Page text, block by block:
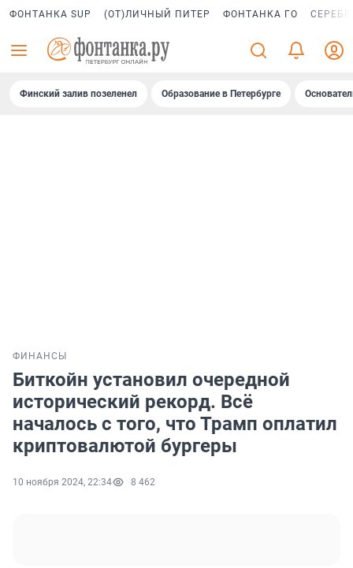
ФОНТАНКА SUP (ОТ)ЛИЧНЫЙ ПИТЕР ФОНТАНКА ГО
Финский залив позеленел Образование в Петербурге
ФИНАНСЫ
Биткойн установил очередной
исторический рекорд. Всё
началось с того, что Трамп оплатил
криптовалютой бургеры
10 ноября 2024, 22:34 8 462